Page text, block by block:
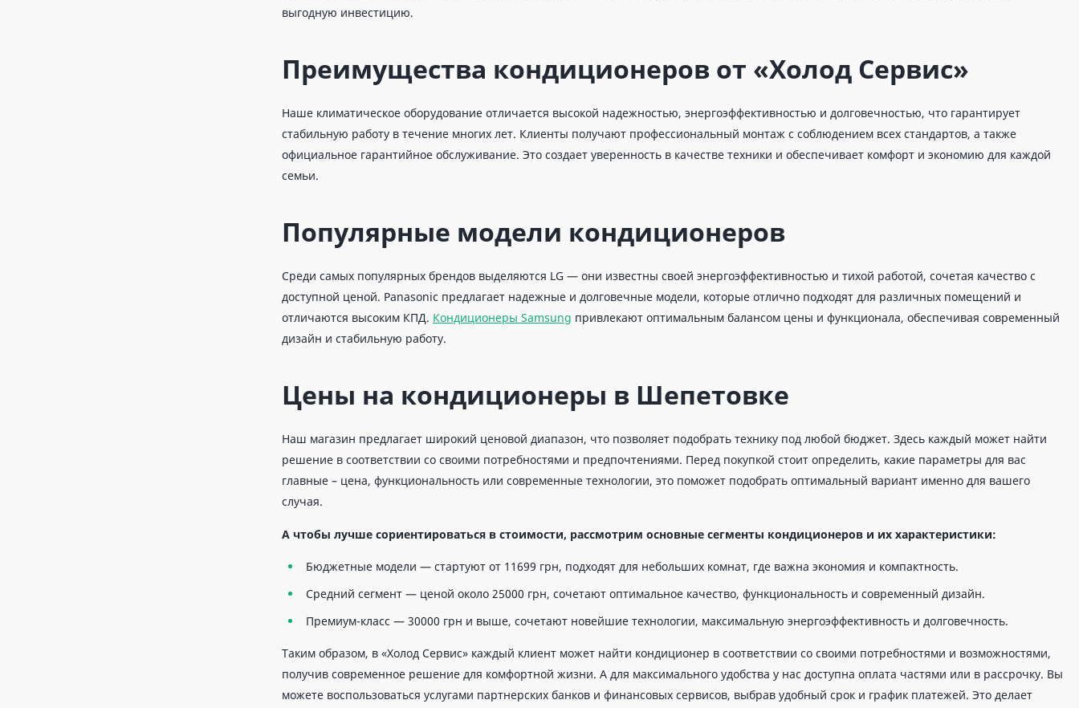
выгодную инвестицию.
Преимущества кондиционеров от «Холод Сервис»
Наше климатическое оборудование отличается высокой надежностью, энергоэффективностью и долговечностью, что гарантирует
стабильную работу в течение многих лет. Клиенты получают профессиональный монтаж с соблюдением всех стандартов, а также
официальное гарантийное обслуживание. Это создает уверенность в качестве техники и обеспечивает комфорт и экономию для каждой
семьи.
Популярные модели кондиционеров
Среди самых популярных брендов выделяются LG — они известны своей энергоэффективностью и тихой работой, сочетая качество с
доступной ценой. Panasonic предлагает надежные и долговечные модели, которые отлично подходят для различных помещений и
отличаются высоким КПД. Кондиционеры Samsung привлекают оптимальным балансом цены и функционала, обеспечивая современный
дизайн и стабильную работу.
Цены на кондиционеры в Шепетовке
Наш магазин предлагает широкий ценовой диапазон, что позволяет подобрать технику под любой бюджет. Здесь каждый может найти
решение в соответствии со своими потребностями и предпочтениями. Перед покупкой стоит определить, какие параметры для вас
главные – цена, функциональность или современные технологии, это поможет подобрать оптимальный вариант именно для вашего
случая.
А чтобы лучше сориентироваться в стоимости, рассмотрим основные сегменты кондиционеров и их характеристики:
Бюджетные модели — стартуют от 11699 грн, подходят для небольших комнат, где важна экономия и компактность.
Средний сегмент — ценой около 25000 грн, сочетают оптимальное качество, функциональность и современный дизайн.
Премиум-класс — 30000 грн и выше, сочетают новейшие технологии, максимальную энергоэффективность и долговечность.
Таким образом, в «Холод Сервис» каждый клиент может найти кондиционер в соответствии со своими потребностями и возможностями,
получив современное решение для комфортной жизни. А для максимального удобства у нас доступна оплата частями или в рассрочку. Вы
можете воспользоваться услугами партнерских банков и финансовых сервисов, выбрав удобный срок и график платежей. Это делает